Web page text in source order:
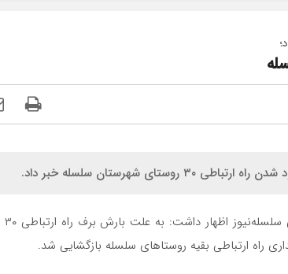
شهرستان سلسله خبر داد.
راه ارتباطی بقیه روستاهای سلسله بازگشایی شد.